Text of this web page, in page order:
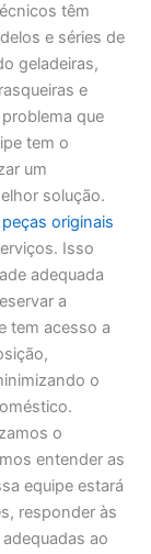
têm
e séries de
geladeiras,
e
que
tem o
um
solução.
peças originais
Isso
adequada
a
tem acesso a
o
o
entender as
equipe estará
responder às
ao